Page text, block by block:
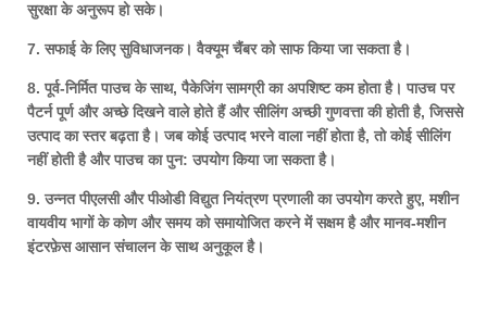
सुरक्षा के अनुरूप हो सके।
7. सफाई के लिए सुविधाजनक। वैक्यूम चैंबर को साफ किया जा सकता है।
8. पूर्व-निर्मित पाउच के साथ, पैकेजिंग सामग्री का अपशिष्ट कम होता है। पाउच पर
पैटर्न पूर्ण और अच्छे दिखने वाले होते हैं और सीलिंग अच्छी गुणवत्ता की होती है, जिससे
उत्पाद का स्तर बढ़ता है। जब कोई उत्पाद भरने वाला नहीं होता है, तो कोई सीलिंग
नहीं होती है और पाउच का पुन: उपयोग किया जा सकता है।
9. उन्नत पीएलसी और पीओडी विद्युत नियंत्रण प्रणाली का उपयोग करते हुए, मशीन
वायवीय भागों के कोण और समय को समायोजित करने में सक्षम है और मानव-मशीन
इंटरफ़ेस आसान संचालन के साथ अनुकूल है।